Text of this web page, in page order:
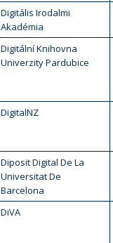
Digitális Irodalmi
Akadémia
Digitální Knihovna
Univerzity Pardubice
DigitalNZ
Diposit Digital De La
Universitat De
Barcelona
DiVA